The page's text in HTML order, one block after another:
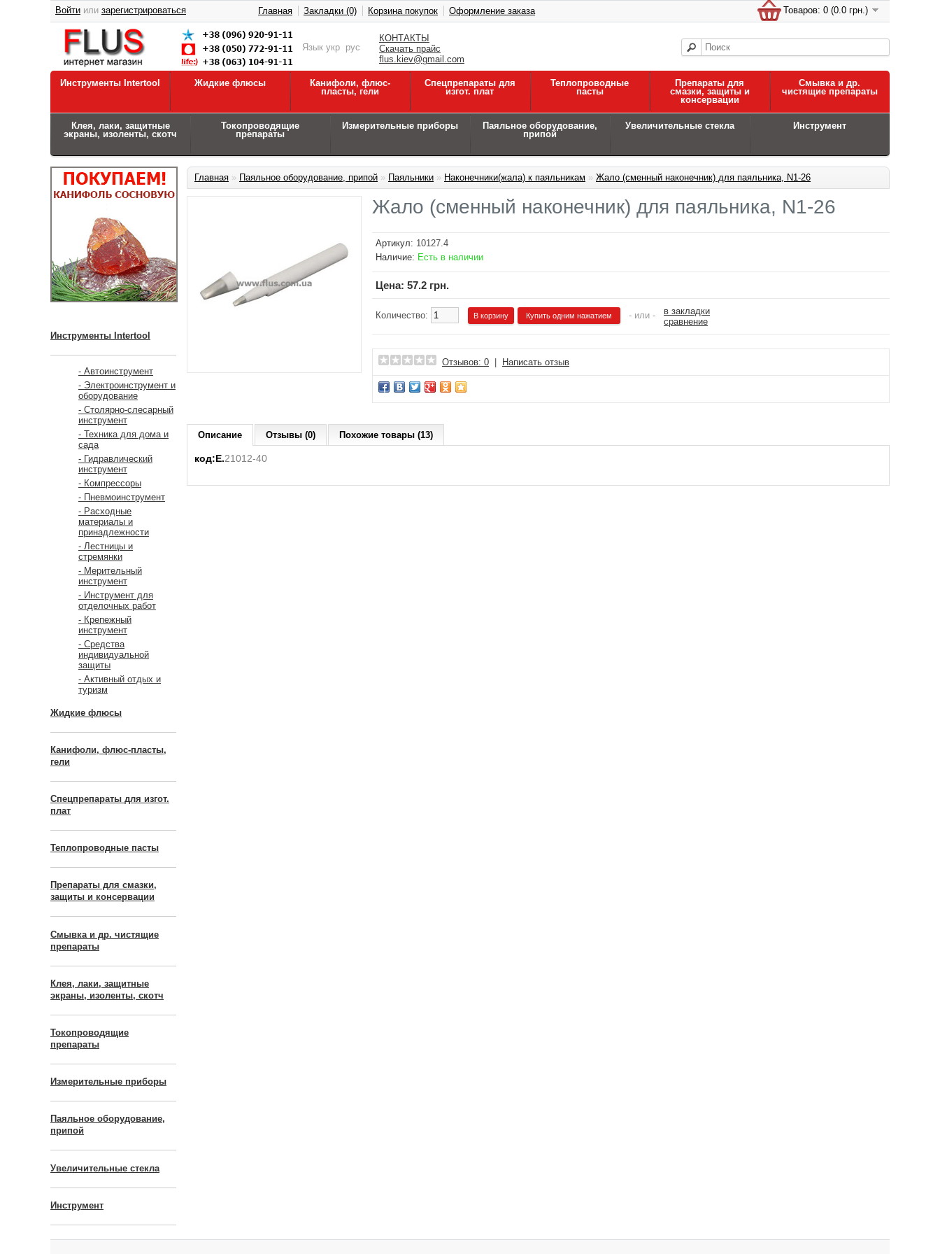
КОНТАКТЫ
Скачать прайс
flus.kiev@gmail.com
Язык укр рус
Товаров: 0 (0.0 грн.)
Войти или зарегистрироваться Главная Закладки (0) Корзина покупок Оформление заказа
Инструменты Intertool Жидкие флюсы
Канифоли, флюс-
пласты, гели
Спецпрепараты для
изгот. плат
Теплопроводные
пасты
Препараты для
смазки, защиты и
консервации
Смывка и др.
чистящие препараты
Клея, лаки, защитные
экраны, изоленты, скотч
Токопроводящие
препараты
Измерительные приборы
Паяльное оборудование,
припой
Увеличительные стекла Инструмент
Инструменты Intertool
- Автоинструмент
- Электроинструмент и
оборудование
- Столярно-слесарный
инструмент
- Техника для дома и
сада
- Гидравлический
инструмент
- Компрессоры
- Пневмоинструмент
- Расходные
материалы и
принадлежности
- Лестницы и
стремянки
- Мерительный
инструмент
- Инструмент для
отделочных работ
- Крепежный
инструмент
- Средства
индивидуальной
защиты
- Активный отдых и
туризм
Жидкие флюсы
Канифоли, флюс-пласты,
гели
Спецпрепараты для изгот.
плат
Теплопроводные пасты
Препараты для смазки,
защиты и консервации
Смывка и др. чистящие
препараты
Клея, лаки, защитные
экраны, изоленты, скотч
Токопроводящие
препараты
Измерительные приборы
Паяльное оборудование,
припой
Увеличительные стекла
Инструмент
Главная » Паяльное оборудование, припой » Паяльники » Наконечники(жала) к паяльникам » Жало (сменный наконечник) для паяльника, N1-26
Жало (сменный наконечник) для паяльника, N1-26
Артикул: 10127.4
Наличие: Есть в наличии
Цена: 57.2 грн.
Количество: Купить одним нажатием - или -
в закладки
сравнение
Отзывов: 0 Написать отзыв
Описание Отзывы (0) Похожие товары (13)
код:E.21012-40